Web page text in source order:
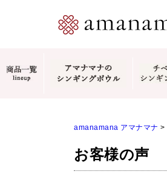
amanamana アマナマナ >
お客様の声